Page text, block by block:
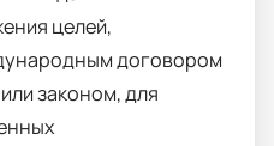
целей,
договором
законом, для